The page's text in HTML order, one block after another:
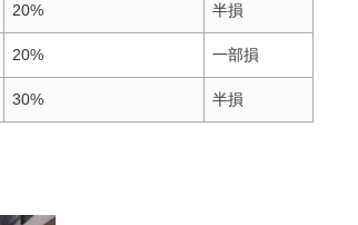
20% 半損
20% 一部損
30% 半損